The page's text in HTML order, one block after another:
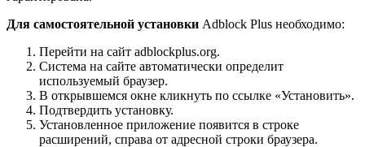
Для самостоятельной установки Adblock Plus необходимо:
Перейти на сайт adblockplus.org.
Система на сайте автоматически определит
используемый браузер.
В открывшемся окне кликнуть по ссылке «Установить».
Подтвердить установку.
Установленное приложение появится в строке
расширений, справа от адресной строки браузера.